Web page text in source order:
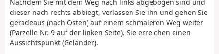
Nachdem Sie mit dem Weg nach links abgebogen sind und
dieser nach rechts abbiegt, verlassen Sie ihn und gehen Sie
geradeaus (nach Osten) auf einem schmaleren Weg weiter
(Parzelle Nr. 9 auf der linken Seite). Sie erreichen einen
Aussichtspunkt (Geländer).